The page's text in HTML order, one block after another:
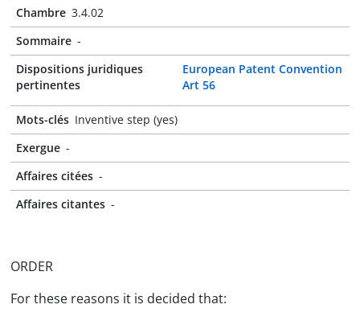
Chambre 3.4.02
Sommaire -
Dispositions juridiques
pertinentes
European Patent Convention
Art 56
Mots-clés Inventive step (yes)
Exergue -
Affaires citées -
Affaires citantes -
ORDER
For these reasons it is decided that: